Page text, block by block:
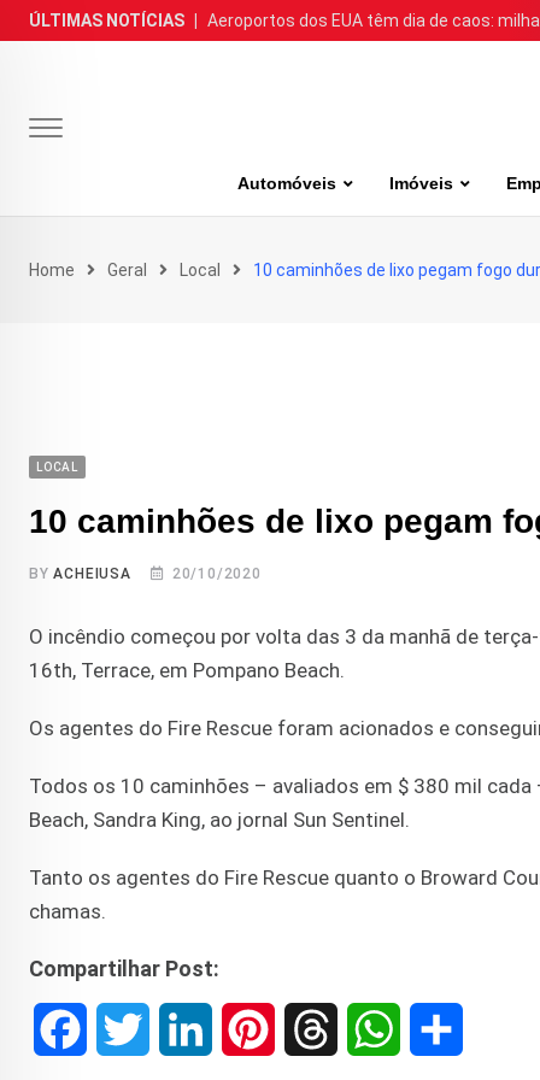
Skip
to
ÚLTIMAS NOTÍCIAS Aeroportos dos EUA têm dia de caos:
Automóveis Imóveis
Home Geral Local 10 caminhões de lixo pegam fogo
LOCAL
10 caminhões de lixo pegam
BYACHEIUSA 20/10/2020
O incêndio começou por volta das 3 da manhã de
16th, Terrace, em Pompano Beach.
Os agentes do Fire Rescue foram acionados e
Todos os 10 caminhões – avaliados em $ 380 mil
Beach, Sandra King, ao jornal Sun Sentinel.
Tanto os agentes do Fire Rescue quanto o Broward
chamas.
Compartilhar Post: